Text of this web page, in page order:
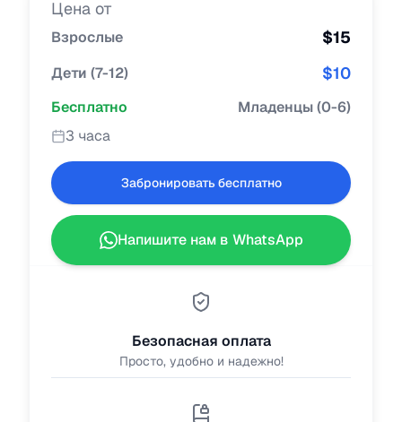
Цена от
Взрослые $15
Дети (7-12) $10
Бесплатно Младенцы(0-6)
3 часа
Забронировать бесплатно
Напишите нам в WhatsApp
Безопасная оплата
Просто, удобно и надежно!